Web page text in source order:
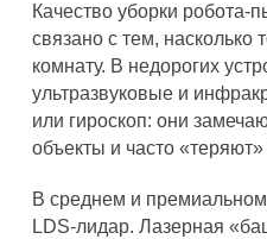
Качество уборки робота-
связано с тем, насколько
комнату. В недорогих
ультразвуковые и
или гироскоп: они
объекты и часто
В среднем и премиальном
LDS-лидар. Лазерная